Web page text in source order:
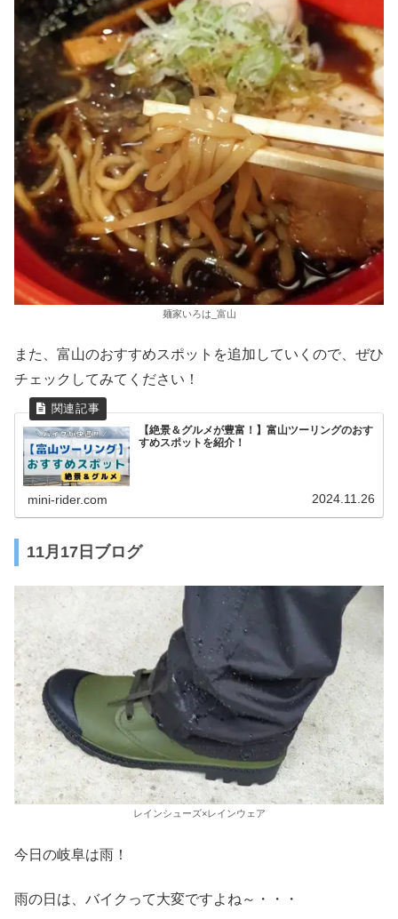
麺家いろは_富山
また、富山のおすすめスポットを追加していくので、ぜひ
チェックしてみてください！
【絶景＆グルメが豊富！】富山ツーリングのおす
すめスポットを紹介！
mini-rider.com 2024.11.26
11月17日ブログ
レインシューズ×レインウェア
今日の岐阜は雨！
雨の日は、バイクって大変ですよね～・・・